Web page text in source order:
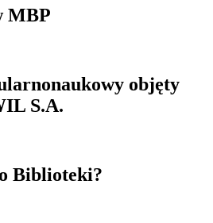
MBP
objęty
S.A.
Biblioteki?